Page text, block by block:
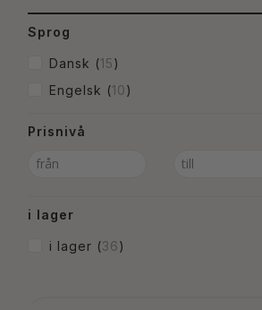
Sprog
Dansk (15)
Engelsk (10)
Prisnivå
i lager
i lager (36)